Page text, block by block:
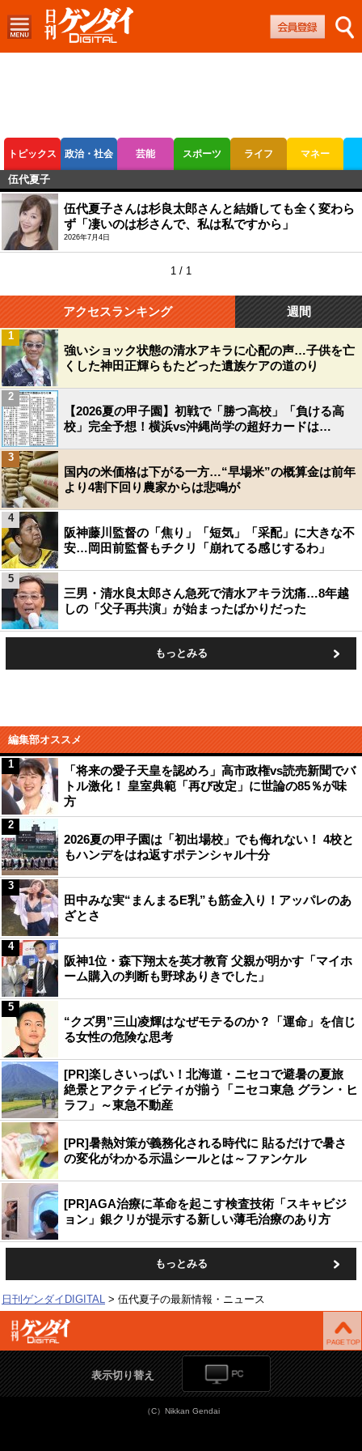
トピックス 政治・社会 芸能 スポーツ ライフ マネー
ボートレース
伍代夏子
伍代夏子さんは杉良太郎さんと結婚しても全く変わら
ず「凄いのは杉さんで、私は私ですから」
2026年7月4日
1 / 1
アクセスランキング 週間
強いショック状態の清水アキラに心配の声…子供を亡
くした神田正輝らもたどった遺族ケアの道のり
1
【2026夏の甲子園】初戦で「勝つ高校」「負ける高
校」完全予想！横浜vs沖縄尚学の超好カードは…
2
国内の米価格は下がる一方…“早場米”の概算金は前年
より4割下回り農家からは悲鳴が
3
阪神藤川監督の「焦り」「短気」「采配」に大きな不
安…岡田前監督もチクリ「崩れてる感じするわ」
4
三男・清水良太郎さん急死で清水アキラ沈痛…8年越
しの「父子再共演」が始まったばかりだった
5
もっとみる
編集部オススメ
「将来の愛子天皇を認めろ」高市政権vs読売新聞でバ
トル激化！ 皇室典範「再び改定」に世論の85％が味
方
1
2026夏の甲子園は「初出場校」でも侮れない！ 4校と
もハンデをはね返すポテンシャル十分
2
田中みな実“まんまるE乳”も筋金入り！アッパレのあ
ざとさ
3
阪神1位・森下翔太を英才教育 父親が明かす「マイホ
ーム購入の判断も野球ありきでした」
4
“クズ男”三山凌輝はなぜモテるのか？「運命」を信じ
る女性の危険な思考
5
[PR]楽しさいっぱい！北海道・ニセコで避暑の夏旅
絶景とアクティビティが揃う「ニセコ東急 グラン・ヒ
ラフ」～東急不動産
[PR]暑熱対策が義務化される時代に 貼るだけで暑さ
の変化がわかる示温シールとは～ファンケル
[PR]AGA治療に革命を起こす検査技術「スキャビジ
ョン」銀クリが提示する新しい薄毛治療のあり方
もっとみる
日刊ゲンダイDIGITAL 伍代夏子の最新情報・ニュース
表示切り替え
（C）Nikkan Gendai